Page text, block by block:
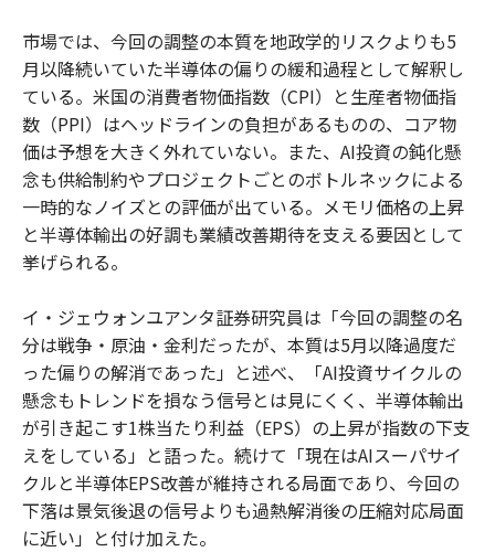
市場では、今回の調整の本質を地政学的リスクよりも5
月以降続いていた半導体の偏りの緩和過程として解釈し
ている。米国の消費者物価指数（CPI）と生産者物価指
数（PPI）はヘッドラインの負担があるものの、コア物
価は予想を大きく外れていない。また、AI投資の鈍化懸
念も供給制約やプロジェクトごとのボトルネックによる
一時的なノイズとの評価が出ている。メモリ価格の上昇
と半導体輸出の好調も業績改善期待を支える要因として
挙げられる。
イ・ジェウォンユアンタ証券研究員は「今回の調整の名
分は戦争・原油・金利だったが、本質は5月以降過度だ
った偏りの解消であった」と述べ、「AI投資サイクルの
懸念もトレンドを損なう信号とは見にくく、半導体輸出
が引き起こす1株当たり利益（EPS）の上昇が指数の下支
えをしている」と語った。続けて「現在はAIスーパサイ
クルと半導体EPS改善が維持される局面であり、今回の
下落は景気後退の信号よりも過熱解消後の圧縮対応局面
に近い」と付け加えた。